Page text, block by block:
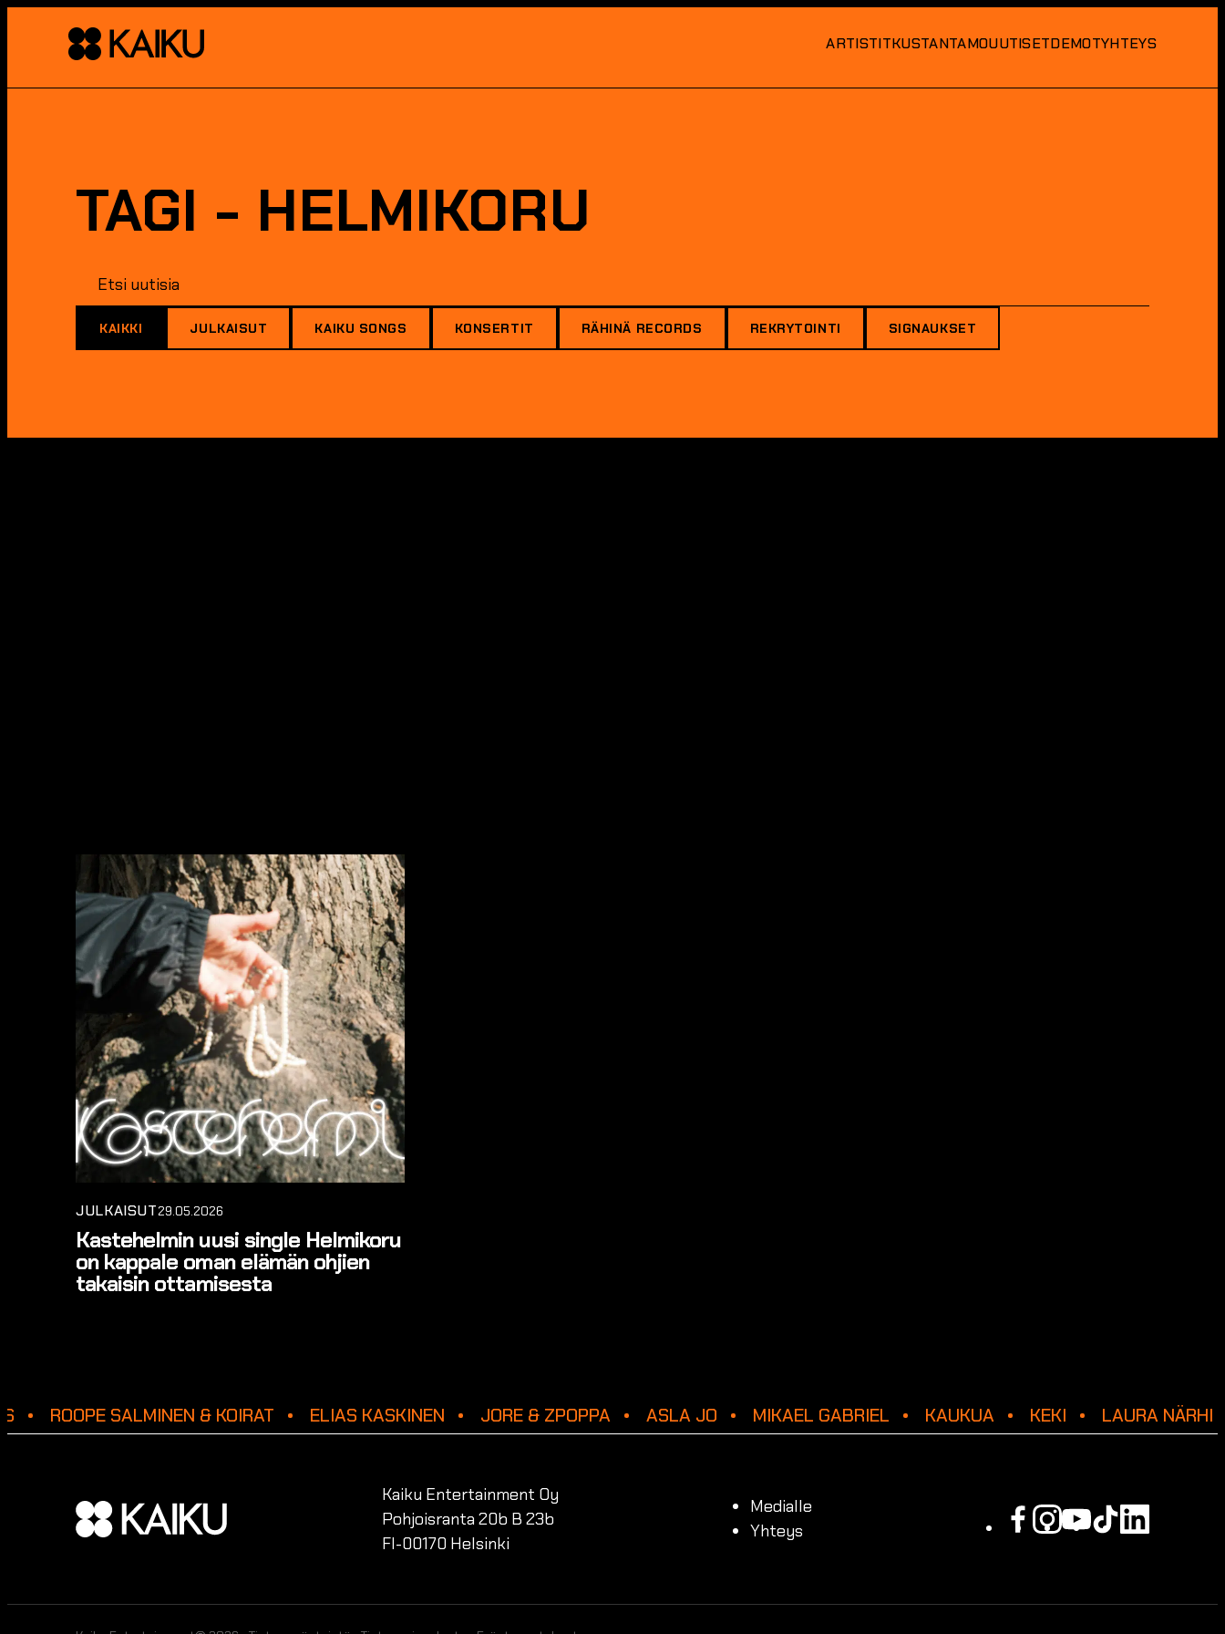
ARTISTITKUSTANTAMOUUTISETDEMOTYHTEYS
TAGI - HELMIKORU
KAIKKI JULKAISUT KAIKU SONGS KONSERTIT RÄHINÄ RECORDS REKRYTOINTI SIGNAUKSET
JULKAISUT29.05.2026
Kastehelmin uusi single Helmikoru
on kappale oman elämän ohjien
takaisin ottamisesta
ROOPE SALMINEN & KOIRAT ELIAS KASKINEN JORE & ZPOPPA ASLA JO MIKAEL GABRIEL KAUKUA KEKI LAURA NÄRHI
Kaiku Entertainment Oy
Pohjoisranta 20b B 23b
FI-00170 Helsinki
Medialle
Yhteys
Facebook
Instagram
Youtube
TiktokLinkedin